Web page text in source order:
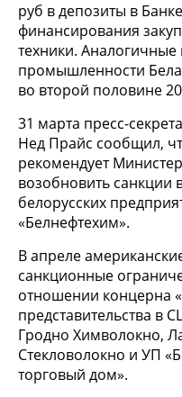
руб в депозиты в
финансирования
техники. Аналогичные
промышленности
во второй половине
31 марта пресс-
Нед Прайс сообщил,
рекомендует
возобновить санкции
белорусских
«Белнефтехим».
В апреле
санкционные
отношении концерна
представительства в
Гродно Химволокно,
Стекловолокно и УП
торговый дом».